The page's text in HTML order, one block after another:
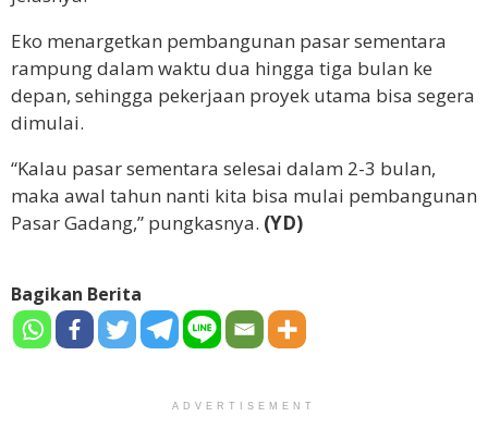
Eko menargetkan pembangunan pasar sementara
rampung dalam waktu dua hingga tiga bulan ke
depan, sehingga pekerjaan proyek utama bisa segera
dimulai.
“Kalau pasar sementara selesai dalam 2-3 bulan,
maka awal tahun nanti kita bisa mulai pembangunan
Pasar Gadang,” pungkasnya. (YD)
Bagikan Berita
ADVERTISEMENT